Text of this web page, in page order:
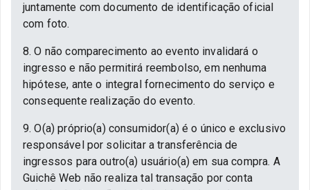
juntamente com documento de identificação oficial
com foto.
8. O não comparecimento ao evento invalidará o
ingresso e não permitirá reembolso, em nenhuma
hipótese, ante o integral fornecimento do serviço e
consequente realização do evento.
9. O(a) próprio(a) consumidor(a) é o único e exclusivo
responsável por solicitar a transferência de
ingressos para outro(a) usuário(a) em sua compra. A
Guichê Web não realiza tal transação por conta